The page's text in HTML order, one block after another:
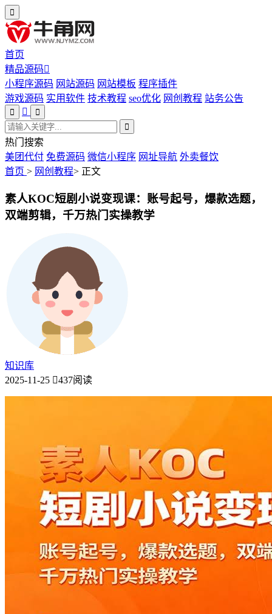
首页
精品源码
小程序源码 网站源码 网站模板 程序插件
游戏源码 实用软件 技术教程 seo优化 网创教程 站务公告
热门搜索
美团代付 免费源码 微信小程序 网址导航 外卖餐饮
首页 > 网创教程> 正文
素人KOC短剧小说变现课：账号起号，爆款选题，
双端剪辑，千万热门实操教学
知识库
2025-11-25
437阅读